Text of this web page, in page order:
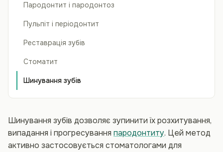
Пародонтит і пародонтоз
Пульпіт і періодонтит
Реставрація зубів
Стоматит
Шинування зубів
Шинування зубів дозволяє зупинити їх розхитування,
випадання і прогресування пародонтиту. Цей метод
активно застосовується стоматологами для